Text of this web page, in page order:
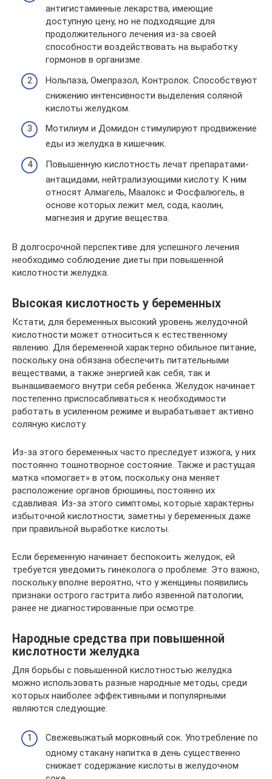
антигистаминные лекарства, имеющие
доступную цену, но не подходящие для
продолжительного лечения из-за своей
способности воздействовать на выработку
гормонов в организме.
Нольпаза, Омепразол, Контролок. Способствуют
снижению интенсивности выделения соляной
кислоты желудком.
Мотилиум и Домидон стимулируют продвижение
еды из желудка в кишечник.
Повышенную кислотность лечат препаратами-
антацидами, нейтрализующими кислоту. К ним
относят Алмагель, Маалокс и Фосфалюгель, в
основе которых лежит мел, сода, каолин,
магнезия и другие вещества.
В долгосрочной перспективе для успешного лечения
необходимо соблюдение диеты при повышенной
кислотности желудка.
Высокая кислотность у беременных
Кстати, для беременных высокий уровень желудочной
кислотности может относиться к естественному
явлению. Для беременной характерно обильное питание,
поскольку она обязана обеспечить питательными
веществами, а также энергией как себя, так и
вынашиваемого внутри себя ребенка. Желудок начинает
постепенно приспосабливаться к необходимости
работать в усиленном режиме и вырабатывает активно
соляную кислоту.
Из-за этого беременных часто преследует изжога, у них
постоянно тошнотворное состояние. Также и растущая
матка «помогает» в этом, поскольку она меняет
расположение органов брюшины, постоянно их
сдавливая. Из-за этого симптомы, которые характерны
избыточной кислотности, заметны у беременных даже
при правильной выработке кислоты.
Если беременную начинает беспокоить желудок, ей
требуется уведомить гинеколога о проблеме. Это важно,
поскольку вполне вероятно, что у женщины появились
признаки острого гастрита либо язвенной патологии,
ранее не диагностированные при осмотре.
Народные средства при повышенной
кислотности желудка
Для борьбы с повышенной кислотностью желудка
можно использовать разные народные методы, среди
которых наиболее эффективными и популярными
являются следующие:
Свежевыжатый морковный сок. Употребление по
одному стакану напитка в день существенно
снижает содержание кислоты в желудочном